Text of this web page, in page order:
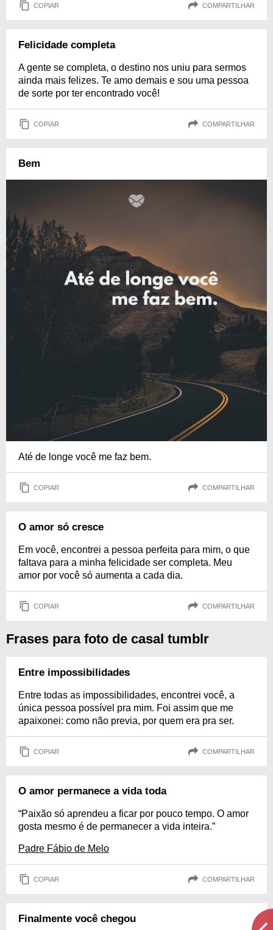
COPIAR COMPARTILHAR
Felicidade completa
A gente se completa, o destino nos uniu para sermos
ainda mais felizes. Te amo demais e sou uma pessoa
de sorte por ter encontrado você!
COPIAR COMPARTILHAR
Bem
Até de longe você me faz bem.
COPIAR COMPARTILHAR
O amor só cresce
Em você, encontrei a pessoa perfeita para mim, o que
faltava para a minha felicidade ser completa. Meu
amor por você só aumenta a cada dia.
COPIAR COMPARTILHAR
Frases para foto de casal tumblr
Entre impossibilidades
Entre todas as impossibilidades, encontrei você, a
única pessoa possível pra mim. Foi assim que me
apaixonei: como não previa, por quem era pra ser.
COPIAR COMPARTILHAR
O amor permanece a vida toda
“Paixão só aprendeu a ficar por pouco tempo. O amor
gosta mesmo é de permanecer a vida inteira.”
Padre Fábio de Melo
COPIAR COMPARTILHAR
Finalmente você chegou